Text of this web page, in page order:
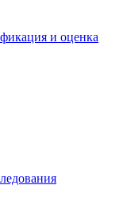
и оценка